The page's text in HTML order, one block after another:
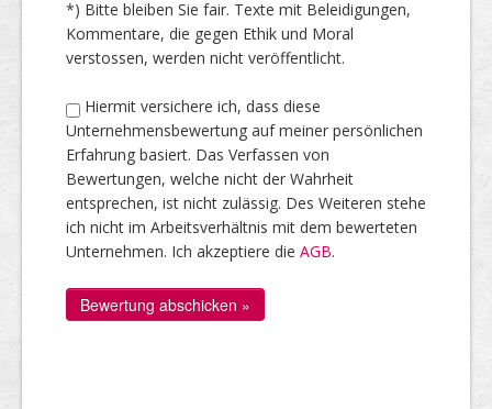
*) Bitte bleiben Sie fair. Texte mit Beleidigungen,
Kommentare, die gegen Ethik und Moral
verstossen, werden nicht veröffentlicht.
Hiermit versichere ich, dass diese
Unternehmensbewertung auf meiner persönlichen
Erfahrung basiert. Das Verfassen von
Bewertungen, welche nicht der Wahrheit
entsprechen, ist nicht zulässig. Des Weiteren stehe
ich nicht im Arbeitsverhältnis mit dem bewerteten
Unternehmen. Ich akzeptiere die AGB.